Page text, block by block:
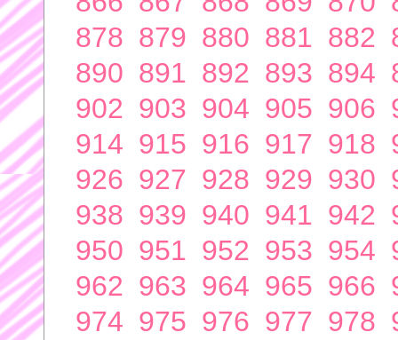
878 879 880 881 882
890 891 892 893 894
902 903 904 905 906
914 915 916 917 918
926 927 928 929 930
938 939 940 941 942
950 951 952 953 954
962 963 964 965 966
974 975 976 977 978